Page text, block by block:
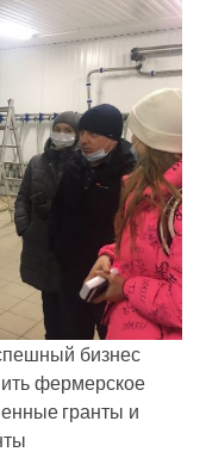
бизнес
фермерское
гранты и